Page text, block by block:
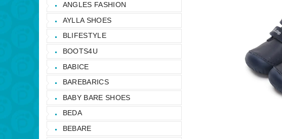
ANGLES FASHION
AYLLA SHOES
BLIFESTYLE
BOOTS4U
BABICE
BAREBARICS
BABY BARE SHOES
BEDA
BEBARE